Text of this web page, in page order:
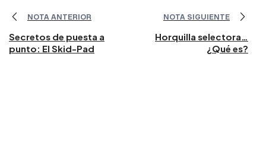
NOTA ANTERIOR
Secretos de puesta a
punto: El Skid-Pad
NOTA SIGUIENTE
Horquilla selectora…
¿Qué es?